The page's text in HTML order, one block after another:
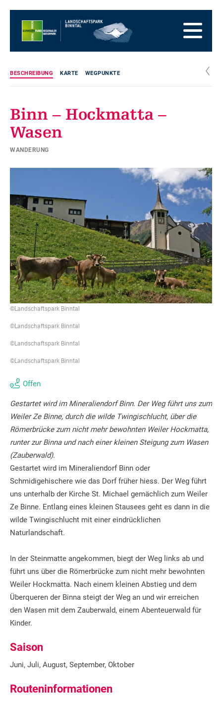
Startseite
Hauptnavigation
Sitemap
ZurBESCHREIBUNG KARTE WEGPUNKTE c
Binn – Hockmatta –
Wasen
WANDERUNG
©Landschaftspark Binntal
©Landschaftspark Binntal
©Landschaftspark Binntal
©Landschaftspark Binntal
Offen
Gestartet wird im Mineraliendorf Binn. Der Weg führt uns zum
Weiler Ze Binne, durch die wilde Twingischlucht, über die
Römerbrücke zum nicht mehr bewohnten Weiler Hockmatta,
runter zur Binna und nach einer kleinen Steigung zum Wasen
(Zauberwald).
Gestartet wird im Mineraliendorf Binn oder
Schmidigehischere wie das Dorf früher hiess. Der Weg führt
uns unterhalb der Kirche St. Michael gemächlich zum Weiler
Ze Binne. Entlang eines kleinen Stausees geht es dann in die
wilde Twingischlucht mit einer eindrücklichen
Naturlandschaft.
In der Steinmatte angekommen, biegt der Weg links ab und
führt uns über die Römerbrücke zum nicht mehr bewohnten
Weiler Hockmatta. Nach einem kleinen Abstieg und dem
Überqueren der Binna steigt der Weg an und wir erreichen
den Wasen mit dem Zauberwald, einem Abenteuerwald für
Kinder.
Saison
Juni, Juli, August, September, Oktober
Routeninformationen